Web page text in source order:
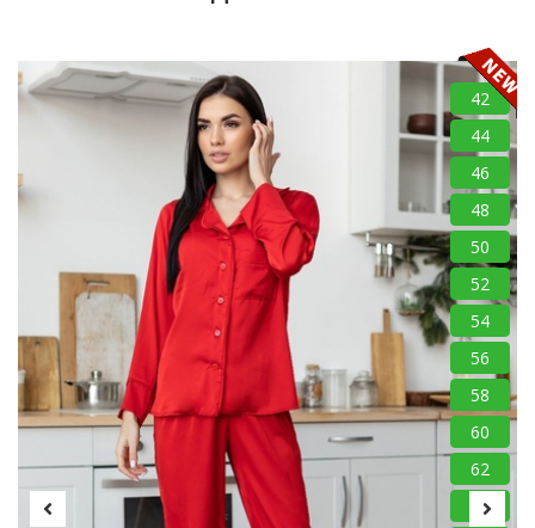
42
44
46
48
50
52
54
56
58
60
62
64